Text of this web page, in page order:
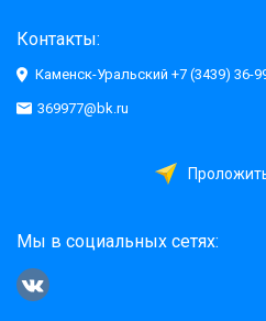
Контакты:
Каменск-Уральский +7 (3439) 36-
369977@bk.ru
Мы в социальных сетях: